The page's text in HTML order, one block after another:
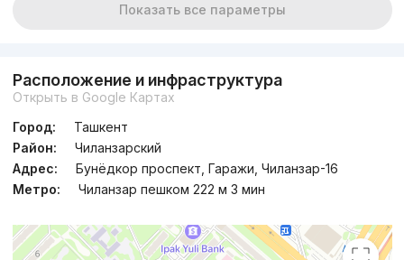
Показать все параметры
Расположение и инфраструктура
Открыть в Google Картах
Город:
Ташкент
Район:
Чиланзарский
Адрес:
Бунёдкор проспект, Гаражи, Чиланзар-16
Метро:
Чиланзар пешком 222 м 3 мин